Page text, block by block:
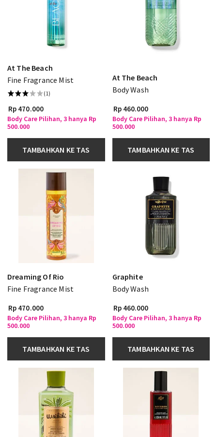
At The Beach
Fine Fragrance Mist
(1)
Rp 470.000
Body Care Pilihan, 3 hanya Rp
500.000
TAMBAHKAN KE TAS
At The Beach
Body Wash
Rp 460.000
Body Care Pilihan, 3 hanya Rp
500.000
TAMBAHKAN KE TAS
Dreaming Of Rio
Fine Fragrance Mist
Rp 470.000
Body Care Pilihan, 3 hanya Rp
500.000
TAMBAHKAN KE TAS
Graphite
Body Wash
Rp 460.000
Body Care Pilihan, 3 hanya Rp
500.000
TAMBAHKAN KE TAS